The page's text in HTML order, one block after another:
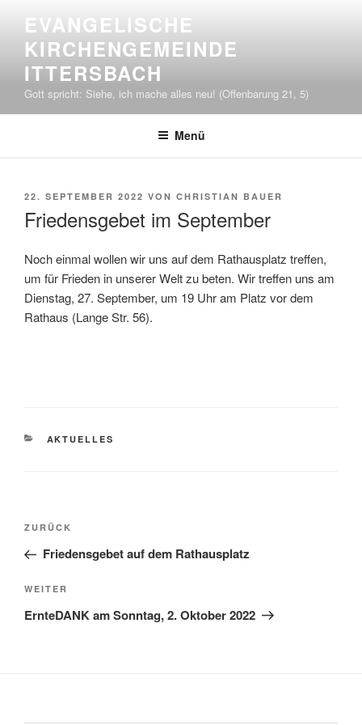
springen
EVANGELISCHE
KIRCHENGEMEINDE
ITTERSBACH
Gott spricht: Siehe, ich mache alles neu! (Offenbarung 21, 5)
Menü
VERÖFFENTLICHT
22. SEPTEMBER 2022 VON CHRISTIAN BAUER
Friedensgebet im September
Noch einmal wollen wir uns auf dem Rathausplatz treffen,
um für Frieden in unserer Welt zu beten. Wir treffen uns am
Dienstag, 27. September, um 19 Uhr am Platz vor dem
Rathaus (Lange Str. 56).
KATEGORIEN
AKTUELLES
Beitragsnavigation
Vorheriger
Beitrag
ZURÜCK
Friedensgebet auf dem Rathausplatz
Nächster
Beitrag
WEITER
ErnteDANK am Sonntag, 2. Oktober 2022